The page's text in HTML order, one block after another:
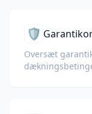
🛡️
Oversæt